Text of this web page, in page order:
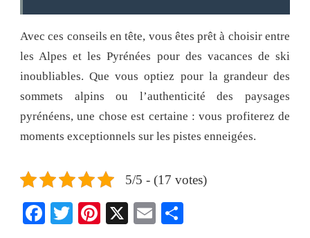
Avec ces conseils en tête, vous êtes prêt à choisir entre
les Alpes et les Pyrénées pour des vacances de ski
inoubliables. Que vous optiez pour la grandeur des
sommets alpins ou l’authenticité des paysages
pyrénéens, une chose est certaine : vous profiterez de
moments exceptionnels sur les pistes enneigées.
5/5 - (17 votes)
Facebook
TwitterPinterest
X Email